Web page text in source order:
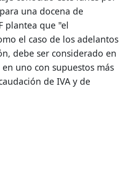
una docena de
plantea que "el
el caso de los adelantos
debe ser considerado en
uno con supuestos más
de IVA y de